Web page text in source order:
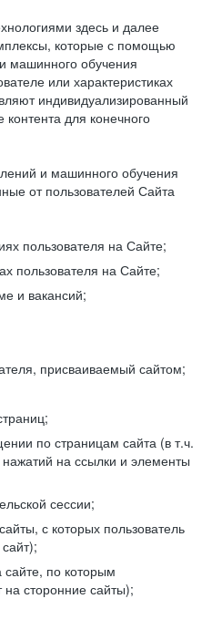
здесь и далее
которые с помощью
машинного обучения
или характеристиках
индивидуализированный
для конечного
и машинного обучения
от пользователей Сайта
пользователя на Сайте;
пользователя на Сайте;
и вакансий;
присваиваемый сайтом;
по страницам сайта (в т.ч.
на ссылки и элементы
сессии;
с которых пользователь
сайте, по которым
на сторонние сайты);